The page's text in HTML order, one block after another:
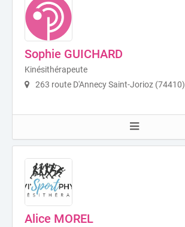
Sophie GUICHARD
Kinésithérapeute
263 route D'Annecy Saint-Jorioz (74410)
Alice MOREL